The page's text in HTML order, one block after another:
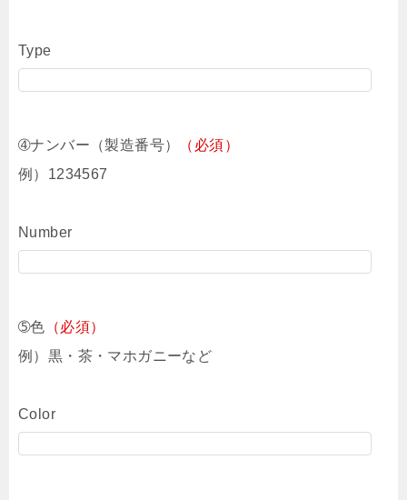
Type
➃ナンバー（製造番号）
（必須）
例）1234567
Number
➄色 （必須）
例）黒・茶・マホガニーなど
Color